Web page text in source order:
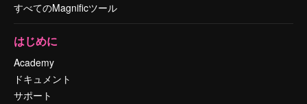
すべてのMagnificツール
はじめに
Academy
ドキュメント
サポート